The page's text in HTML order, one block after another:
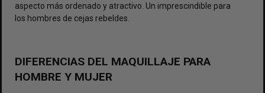
aspecto más ordenado y atractivo. Un imprescindible para
los hombres de cejas rebeldes.
DIFERENCIAS DEL MAQUILLAJE PARA
HOMBRE Y MUJER